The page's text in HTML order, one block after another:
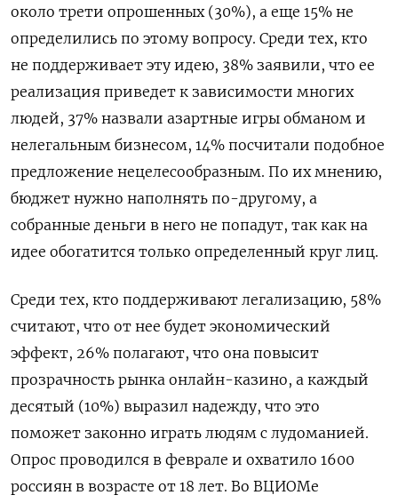
около трети опрошенных (30%), а еще 15% не
определились по этому вопросу. Среди тех, кто
не поддерживает эту идею, 38% заявили, что ее
реализация приведет к зависимости многих
людей, 37% назвали азартные игры обманом и
нелегальным бизнесом, 14% посчитали подобное
предложение нецелесообразным. По их мнению,
бюджет нужно наполнять по-другому, а
собранные деньги в него не попадут, так как на
идее обогатится только определенный круг лиц.
Среди тех, кто поддерживают легализацию, 58%
считают, что от нее будет экономический
эффект, 26% полагают, что она повысит
прозрачность рынка онлайн-казино, а каждый
десятый (10%) выразил надежду, что это
поможет законно играть людям с лудоманией.
Опрос проводился в феврале и охватило 1600
россиян в возрасте от 18 лет. Во ВЦИОМе